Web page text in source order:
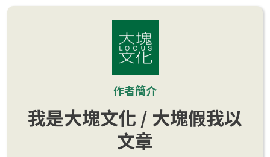
作者簡介
我是大塊文化 / 大塊假我以
文章